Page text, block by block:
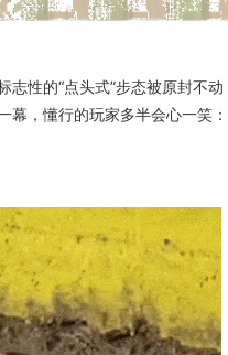
志性的“点头式”步态被原封不动
幕，懂行的玩家多半会心一笑：